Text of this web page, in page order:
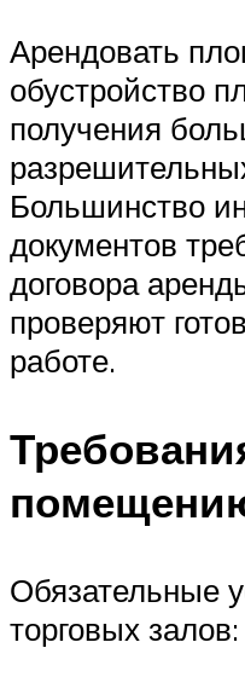
Арендовать
обустройство
получения
Большинство
документов
договора
проверяют
работе.
Обязательные
торговых залов: